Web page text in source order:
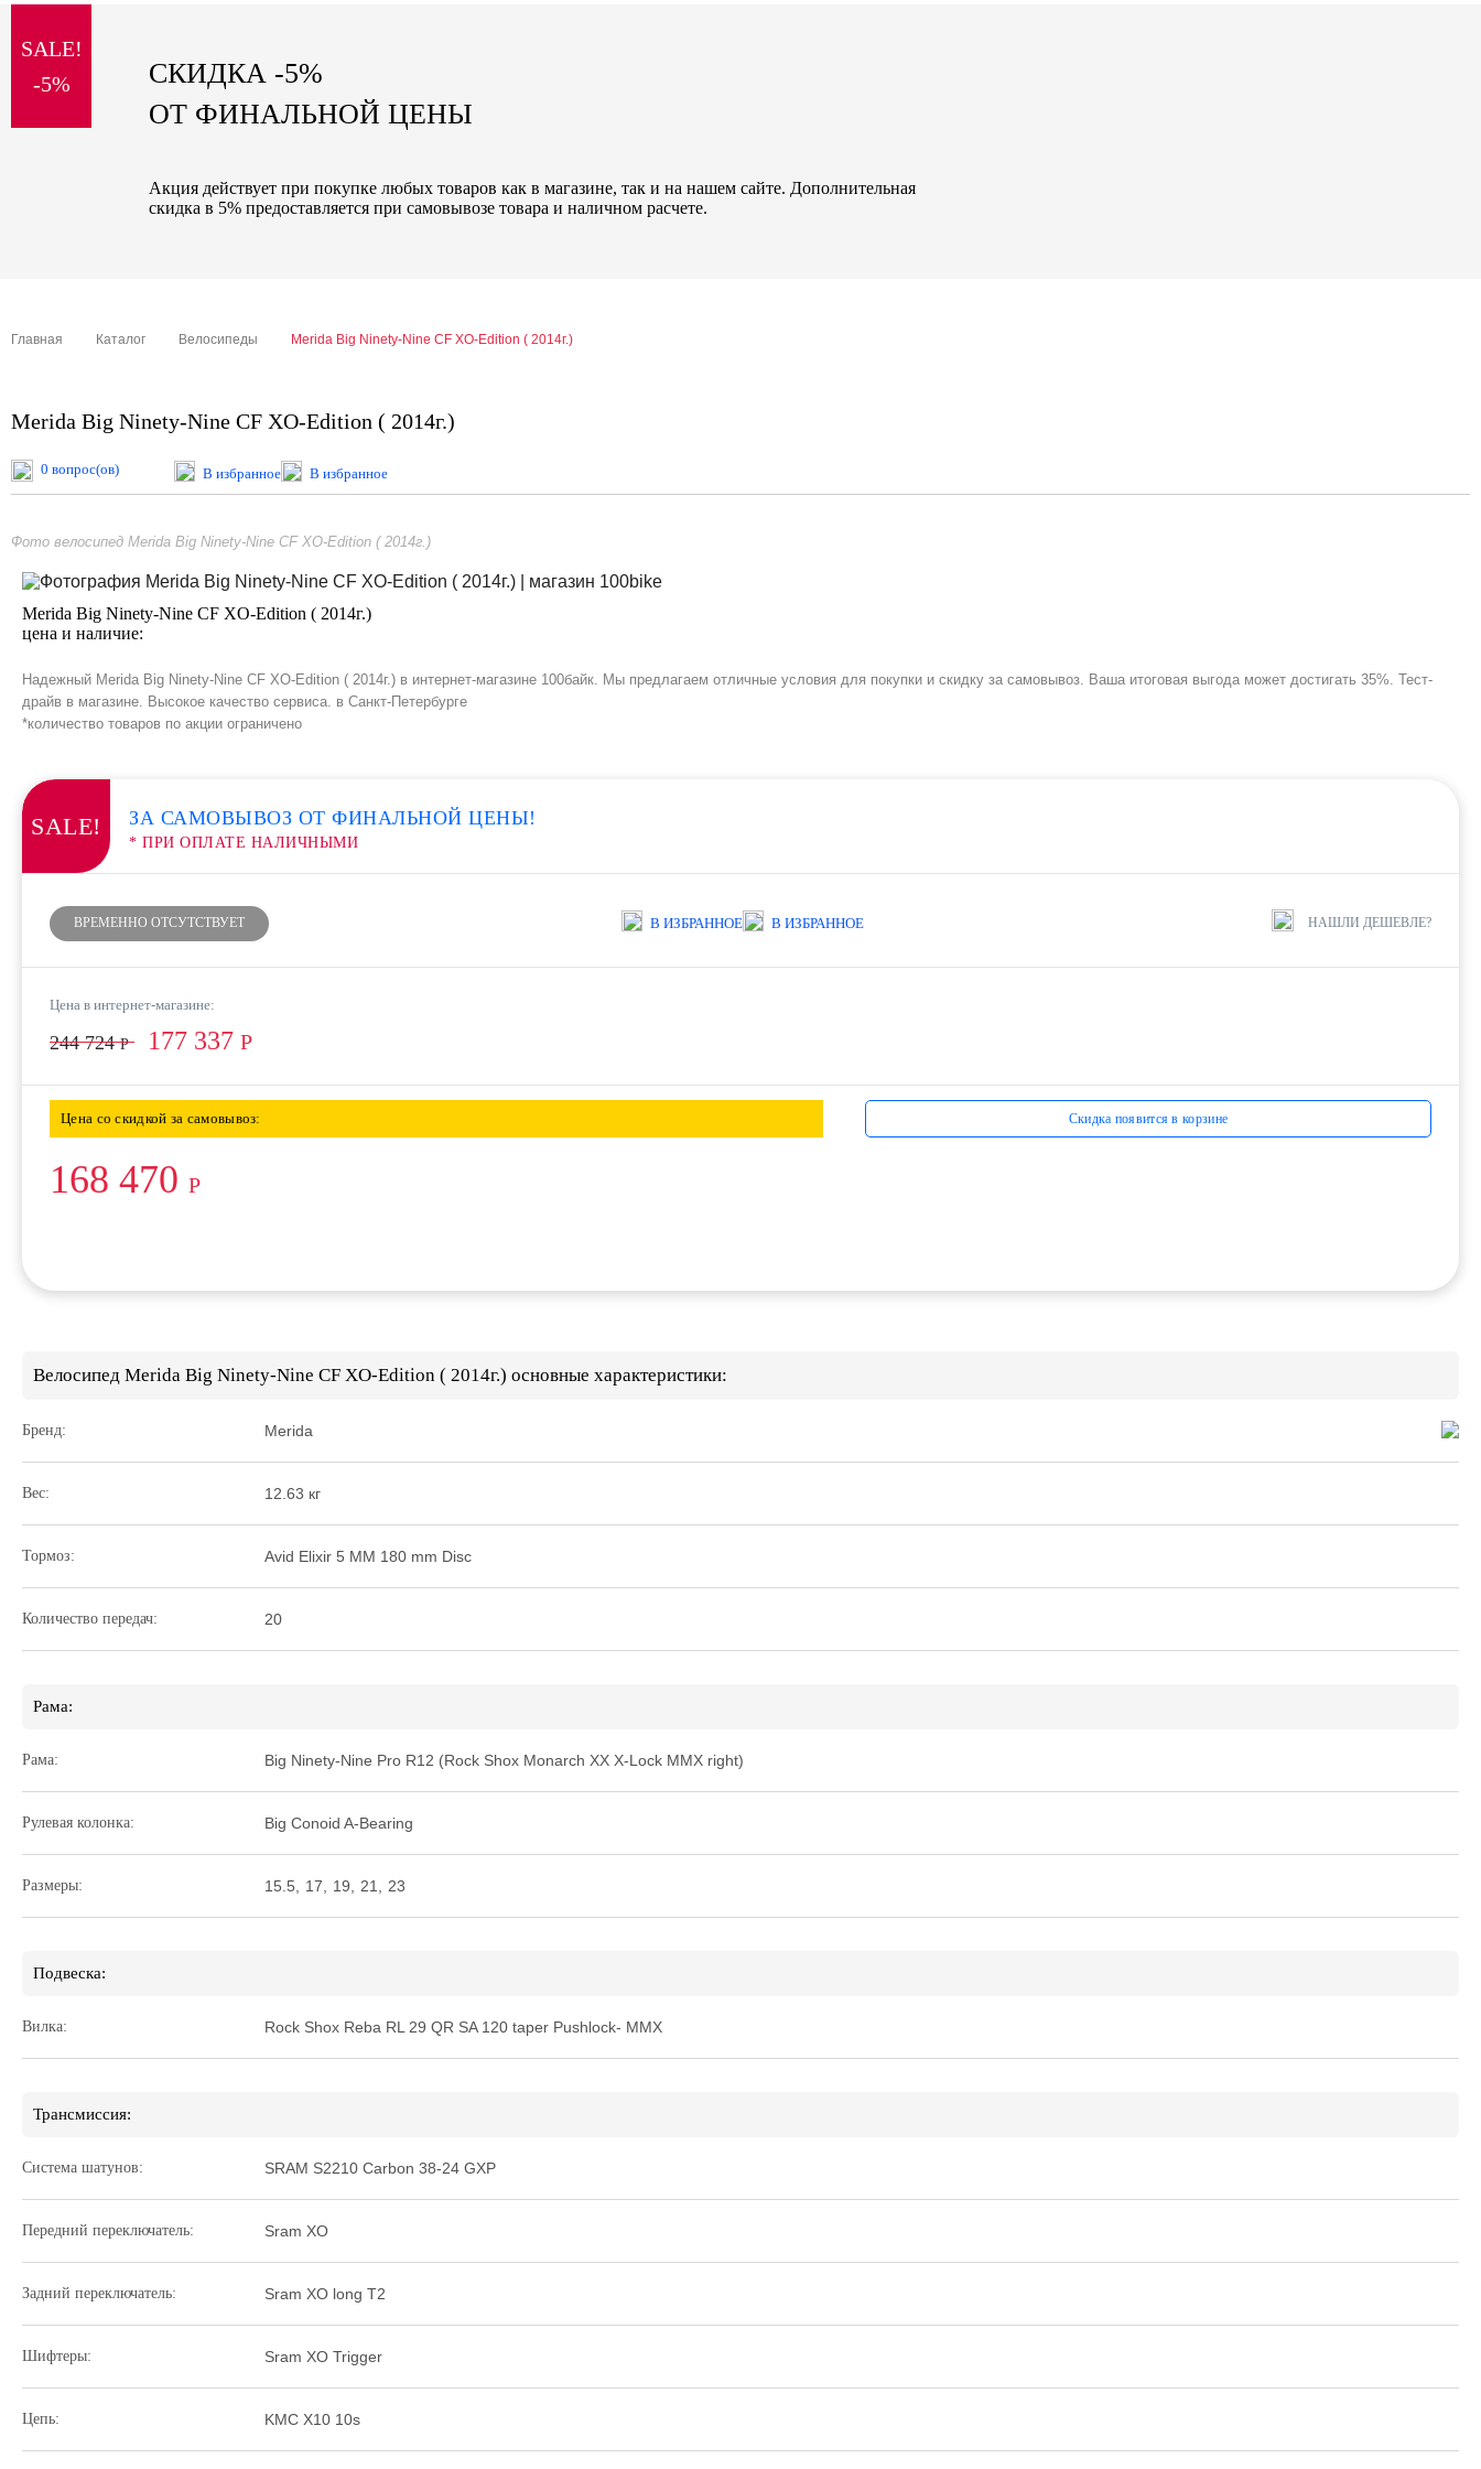
special price
SALE!
-5%
СКИДКА -5%
ОТ ФИНАЛЬНОЙ ЦЕНЫ
Акция действует при покупке любых товаров как в магазине, так и на нашем сайте. Дополнительная
скидка в 5% предоставляется при самовывозе товара и наличном расчете.
Главная Каталог Велосипеды Merida Big Ninety-Nine CF XO-Edition ( 2014г.)
Merida Big Ninety-Nine CF XO-Edition ( 2014г.)
0 вопрос(ов) В избранное В избранное
Фото велосипед Merida Big Ninety-Nine CF XO-Edition ( 2014г.)
Merida Big Ninety-Nine CF XO-Edition ( 2014г.)
цена и наличие:
Надежный Merida Big Ninety-Nine CF XO-Edition ( 2014г.) в интернет-магазине 100байк. Мы предлагаем отличные условия для покупки и скидку за самовывоз. Ваша итоговая выгода может достигать 35%. Тест-
драйв в магазине. Высокое качество сервиса. в Санкт-Петербурге
*количество товаров по акции ограничено
SALE! ЗА САМОВЫВОЗ ОТ ФИНАЛЬНОЙ ЦЕНЫ!
* ПРИ ОПЛАТЕ НАЛИЧНЫМИ
ВРЕМЕННО ОТСУТСТВУЕТ В ИЗБРАННОЕ В ИЗБРАННОЕ НАШЛИ ДЕШЕВЛЕ?
Цена в интернет-магазине:
244 724Р 177 337 Р
Цена со скидкой за самовывоз: Скидка появится в корзине
168 470 Р
Велосипед Merida Big Ninety-Nine CF XO-Edition ( 2014г.) основные характеристики:
Бренд: Merida
Вес: 12.63 кг
Тормоз: Avid Elixir 5 MM 180 mm Disc
Количество передач: 20
Рама:
Рама: Big Ninety-Nine Pro R12 (Rock Shox Monarch XX X-Lock MMX right)
Рулевая колонка: Big Conoid A-Bearing
Размеры: 15.5 17 19 21 23
Подвеска:
Вилка: Rock Shox Reba RL 29 QR SA 120 taper Pushlock- MMX
Трансмиссия:
Система шатунов: SRAM S2210 Carbon 38-24 GXP
Передний переключатель: Sram XO
Задний переключатель: Sram XO long T2
Шифтеры: Sram XO Trigger
Цепь: KMC X10 10s